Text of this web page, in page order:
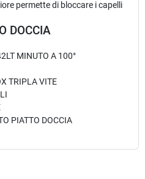
permette di bloccare i capelli
DOCCIA
MINUTO A 100°
TRIPLA VITE
PIATTO DOCCIA